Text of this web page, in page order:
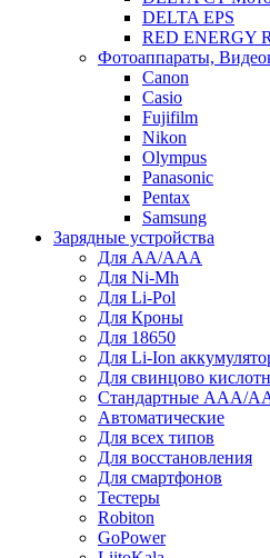
DELTA EPS
RED ENERGY
Фотоаппараты,
Canon
Casio
Fujifilm
Nikon
Olympus
Panasonic
Pentax
Samsung
Зарядные устройства
Для AA/AAA
Для Ni-Mh
Для Li-Pol
Для Кроны
Для 18650
Для Li-Ion
Для свинцово
Стандартные ААА/
Автоматические
Для всех типов
Для восстановления
Для смартфонов
Тестеры
Robiton
GoPower